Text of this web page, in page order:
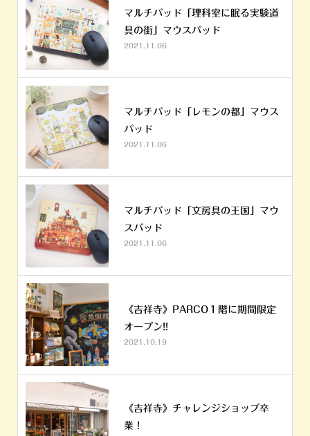
マルチパッド「理科室に眠る実験道
具の街」マウスパッド
2021.11.06
マルチパッド「レモンの都」マウス
パッド
2021.11.06
マルチパッド「文房具の王国」マウ
スパッド
2021.11.06
《吉祥寺》PARCO１階に期間限定
オープン!!
2021.10.19
《吉祥寺》チャレンジショップ卒
業！